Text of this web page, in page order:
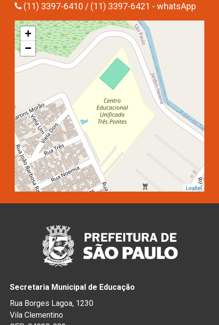
(11) 3397-6410 / (11) 3397-6421 - whatsApp
+
−
Leaflet
Secretaria Municipal de Educação
Rua Borges Lagoa, 1230
Vila Clementino